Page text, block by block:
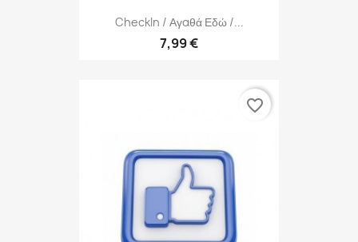
CheckIn / Αγαθά Εδώ /...
7,99 €
favorite_border